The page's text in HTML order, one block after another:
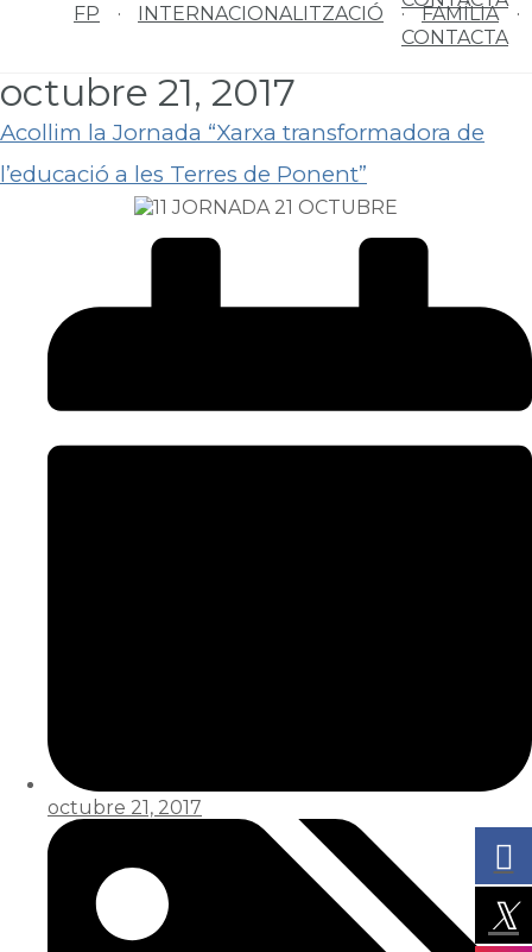
FP
INTERNACIONALITZACIÓ
FAMÍLIA
CONTACTA
octubre 21, 2017
Acollim la Jornada “Xarxa transformadora de
l’educació a les Terres de Ponent”
octubre 21, 2017